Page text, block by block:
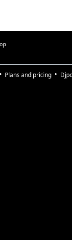
Plans and pricing